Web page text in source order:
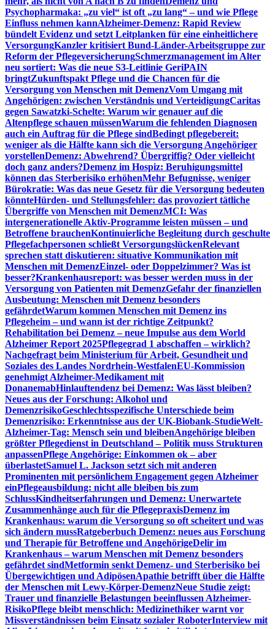
Psychopharmaka: „zu viel“ ist oft „zu lang“ – und wie Pflege
Einfluss nehmen kannAlzheimer-Demenz: Rapid Review
bündelt Evidenz und setzt Leitplanken für eine einheitlichere
VersorgungKanzler kritisiert Bund-Länder-Arbeitsgruppe zur
Reform der PflegeversicherungSchmerzmanagement im Alter
neu sortiert: Was die neue S3-Leitlinie GeriPAIN
bringtZukunftspakt Pflege und die Chancen für die
Versorgung von Menschen mit DemenzVom Umgang mit
Angehörigen: zwischen Verständnis und VerteidigungCaritas
gegen Sawatzki-Schelte: Warum wir genauer auf die
Altenpflege schauen müssenWarum die fehlenden Diagnosen
auch ein Auftrag für die Pflege sindBedingt pflegebereit:
weniger als die Hälfte kann sich die Versorgung Angehöriger
vorstellenDemenz: Abwehrend? Übergriffig? Oder vielleicht
doch ganz anders?Demenz im Hospiz: Beruhigungsmittel
können das Sterberisiko erhöhenMehr Befugnisse, weniger
Bürokratie: Was das neue Gesetz für die Versorgung bedeuten
könnteHürden- und Stellungsfehler: das provoziert tätliche
Übergriffe von Menschen mit DemenzMCI: Was
intergenerationelle Aktiv-Programme leisten müssen – und
Betroffene brauchenKontinuierliche Begleitung durch geschulte
Pflegefachpersonen schließt VersorgungslückenRelevant
sprechen statt diskutieren: situative Kommunikation mit
Menschen mit DemenzEinzel- oder Doppelzimmer? Was ist
besser?Krankenhausreport: was besser werden muss in der
Versorgung von Patienten mit DemenzGefahr der finanziellen
Ausbeutung: Menschen mit Demenz besonders
gefährdetWarum kommen Menschen mit Demenz ins
Pflegeheim – und wann ist der richtige Zeitpunkt?
Rehabilitation bei Demenz – neue Impulse aus dem World
Alzheimer Report 2025Pflegegrad 1 abschaffen – wirklich?
Nachgefragt beim Ministerium für Arbeit, Gesundheit und
Soziales des Landes Nordrhein-WestfalenEU-Kommission
genehmigt Alzheimer-Medikament mit
DonanemabHinlauftendenz bei Demenz: Was lässt bleiben?
Neues aus der Forschung: Alkohol und
DemenzrisikoGeschlechtsspezifische Unterschiede beim
Demenzrisiko: Erkenntnisse aus der UK-Biobank-StudieWelt-
Alzheimer-Tag: Mensch sein und bleibenAngehörige bleiben
größter Pflegedienst in Deutschland – Politik muss Strukturen
anpassenPflege Angehörige: Einkommen ok – aber
überlastetSamuel L. Jackson setzt sich mit anderen
Prominenten mit persönlichem Engagement gegen Alzheimer
einPflegeausbildung: nicht alle bleiben bis zum
SchlussKindheitserfahrungen und Demenz: Unerwartete
Zusammenhänge auch für die PflegepraxisDemenz im
Krankenhaus: warum die Versorgung so oft scheitert und was
sich ändern mussRatgeberbuch Demenz: neues aus Forschung
und Therapie für Betroffene und AngehörigeDelir im
Krankenhaus – warum Menschen mit Demenz besonders
gefährdet sindMetformin senkt Demenz- und Sterberisiko bei
Übergewichtigen und AdipösenApathie betrifft über die Hälfte
der Menschen mit Lewy-Körper-DemenzNeue Studie zeigt:
Trauer und finanzielle Belastungen beeinflussen Alzheimer-
RisikoPflege bleibt menschlich: Medizinethiker warnt vor
Missverständnissen beim Einsatz sozialer RoboterInterview mit